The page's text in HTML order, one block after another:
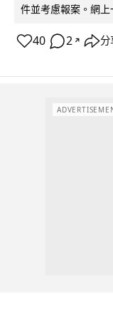
件並考慮報案。網
40 2 ↗ 分